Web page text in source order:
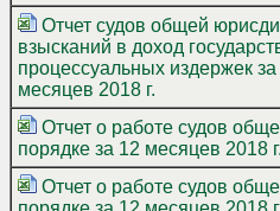
Отчет судов общей юрисдикции о суммах ущерба от преступлений,
взысканий в доход
процессуальных издержек
месяцев 2018 г.
Отчет о работе судов
порядке за 12 месяцев 2018
Отчет о работе судов